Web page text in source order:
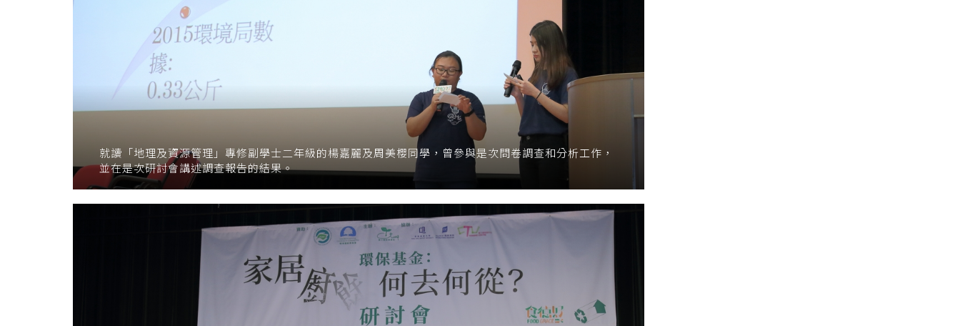
就讀「地理及資源管理」專修副學士二年級的楊嘉麗及周美櫻同學，曾參與是次問卷調查和分析工作，
並在是次研討會講述調查報告的結果。